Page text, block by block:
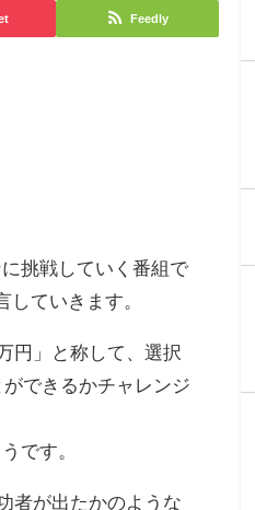
Feedly
挑戦していく番組で
ていきます。
円」と称して、選択
できるかチャレンジ
です。
者が出たかのような